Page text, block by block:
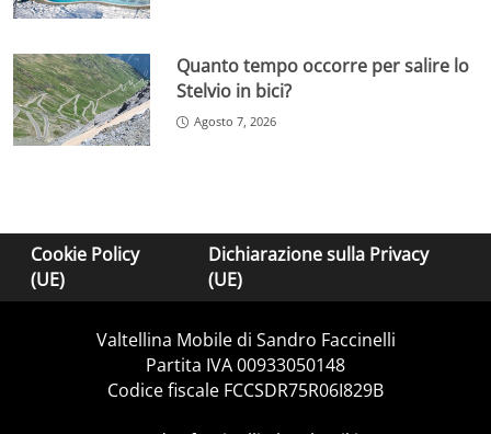
Quanto tempo occorre per salire lo
Stelvio in bici?
Agosto 7, 2026
Cookie Policy
(UE)
Dichiarazione sulla Privacy
(UE)
Valtellina Mobile di Sandro Faccinelli
Partita IVA 00933050148
Codice fiscale FCCSDR75R06I829B